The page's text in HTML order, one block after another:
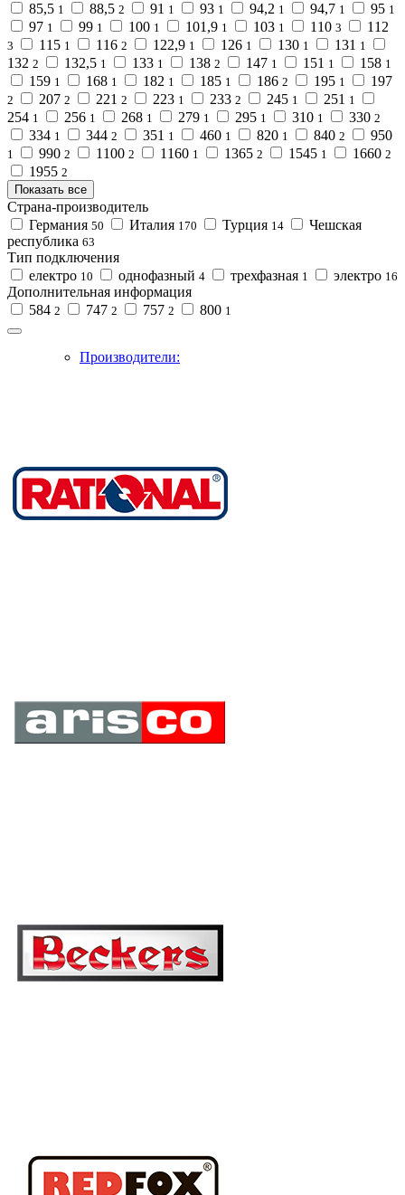
85,5 1 88,5 2 91 1 93 1 94,2 1 94,7 1 95 1
97 1 99 1 100 1 101,9 1 103 1 110 3 112
3 115 1 116 2 122,9 1 126 1 130 1 131 1
132 2 132,5 1 133 1 138 2 147 1 151 1 158 1
159 1 168 1 182 1 185 1 186 2 195 1 197
2 207 2 221 2 223 1 233 2 245 1 251 1
254 1 256 1 268 1 279 1 295 1 310 1 330 2
334 1 344 2 351 1 460 1 820 1 840 2 950
1 990 2 1100 2 1160 1 1365 2 1545 1 1660 2
1955 2
Показать все
Страна-производитель
Германия 50 Италия 170 Турция 14
Чешская
республика 63
Тип подключения
електро 10 однофазный 4 трехфазная 1 электро 16
Дополнительная информация
584 2 747 2 757 2 800 1
Производители: